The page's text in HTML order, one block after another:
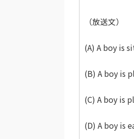
（放送文）
(A) A boy is
(B) A boy is
(C) A boy is
(D) A boy is